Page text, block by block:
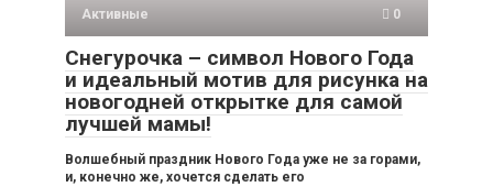
Активные 0
Снегурочка – символ Нового Года
и идеальный мотив для рисунка на
новогодней открытке для самой
лучшей мамы!
Волшебный праздник Нового Года уже не за горами,
и, конечно же, хочется сделать его